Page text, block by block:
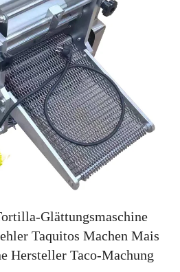
Glättungsmaschine
Taquitos Machen Mais
Hersteller Taco-Machung